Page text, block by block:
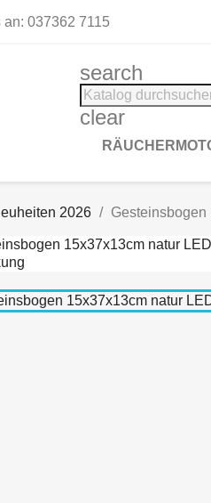
an: 037362 7115
search
clear
2026